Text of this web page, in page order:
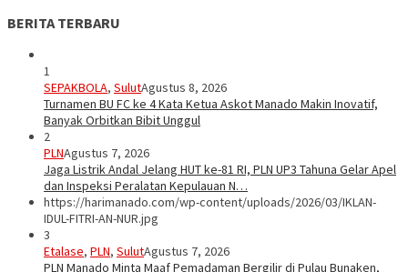
BERITA TERBARU
1
SEPAKBOLA, SulutAgustus 8, 2026
Turnamen BU FC ke 4 Kata Ketua Askot Manado Makin Inovatif,
Banyak Orbitkan Bibit Unggul
2
PLNAgustus 7, 2026
Jaga Listrik Andal Jelang HUT ke-81 RI, PLN UP3 Tahuna Gelar Apel
dan Inspeksi Peralatan Kepulauan N…
https://harimanado.com/wp-content/uploads/2026/03/IKLAN-
IDUL-FITRI-AN-NUR.jpg
3
Etalase, PLN, SulutAgustus 7, 2026
PLN Manado Minta Maaf Pemadaman Bergilir di Pulau Bunaken,